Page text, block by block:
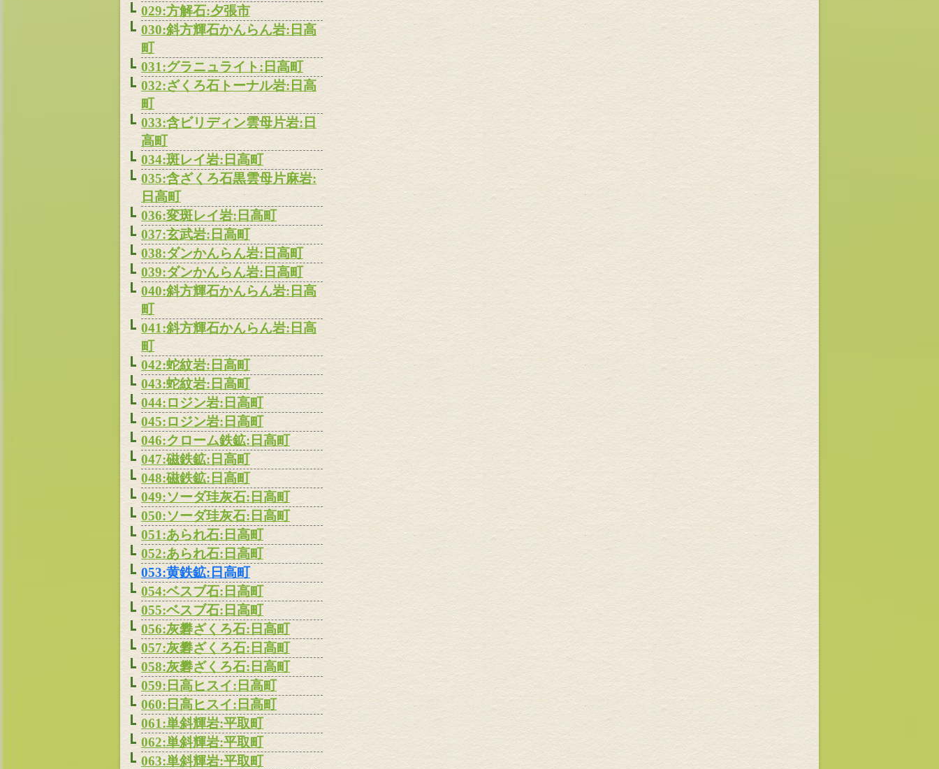
029:方解石:夕張市
030:斜方輝石かんらん岩:日高
町
031:グラニュライト:日高町
032:ざくろ石トーナル岩:日高
町
033:含ビリディン雲母片岩:日
高町
034:斑レイ岩:日高町
035:含ざくろ石黒雲母片麻岩:
日高町
036:変斑レイ岩:日高町
037:玄武岩:日高町
038:ダンかんらん岩:日高町
039:ダンかんらん岩:日高町
040:斜方輝石かんらん岩:日高
町
041:斜方輝石かんらん岩:日高
町
042:蛇紋岩:日高町
043:蛇紋岩:日高町
044:ロジン岩:日高町
045:ロジン岩:日高町
046:クローム鉄鉱:日高町
047:磁鉄鉱:日高町
048:磁鉄鉱:日高町
049:ソーダ珪灰石:日高町
050:ソーダ珪灰石:日高町
051:あられ石:日高町
052:あられ石:日高町
053:黄鉄鉱:日高町
054:ベスブ石:日高町
055:ベスブ石:日高町
056:灰礬ざくろ石:日高町
057:灰礬ざくろ石:日高町
058:灰礬ざくろ石:日高町
059:日高ヒスイ:日高町
060:日高ヒスイ:日高町
061:単斜輝岩:平取町
062:単斜輝岩:平取町
063:単斜輝岩:平取町